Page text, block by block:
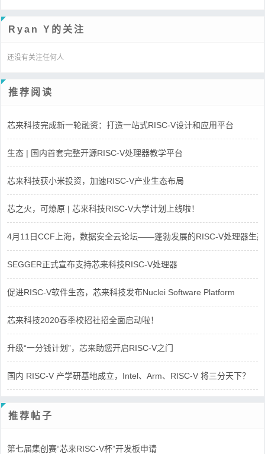
Ryan Y的关注
还没有关注任何人
推荐阅读
芯来科技完成新一轮融资：打造一站式RISC-V设计和应用平台
生态 | 国内首套完整开源RISC-V处理器教学平台
芯来科技获小米投资，加速RISC-V产业生态布局
芯之火，可燎原 | 芯来科技RISC-V大学计划上线啦！
4月11日CCF上海，数据安全云论坛——蓬勃发展的RISC-V处理器生态
SEGGER正式宣布支持芯来科技RISC-V处理器
促进RISC-V软件生态，芯来科技发布Nuclei Software Platform
芯来科技2020春季校招社招全面启动啦！
升级“一分钱计划”，芯来助您开启RISC-V之门
国内 RISC-V 产学研基地成立，Intel、Arm、RISC-V 将三分天下？
推荐帖子
第七届集创赛“芯来RISC-V杯”开发板申请